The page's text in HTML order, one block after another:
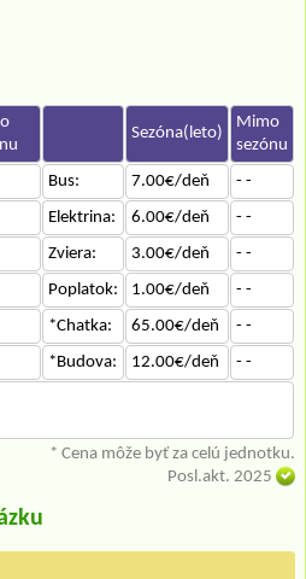
Sezóna(leto)
Mimo
sezónu
Bus: 7.00€/deň
- -
Elektrina: 6.00€/deň
- -
Zviera: 3.00€/deň
- -
Poplatok: 1.00€/deň
- -
*Chatka: 65.00€/deň
- -
*Budova: 12.00€/deň
- -
* Cena môže byť za celú jednotku.
Posl.akt. 2025